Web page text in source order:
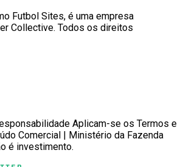
Futbol Sites, é uma empresa
Collective. Todos os direitos
Aplicam-se os Termos e
Comercial | Ministério da Fazenda
é investimento.